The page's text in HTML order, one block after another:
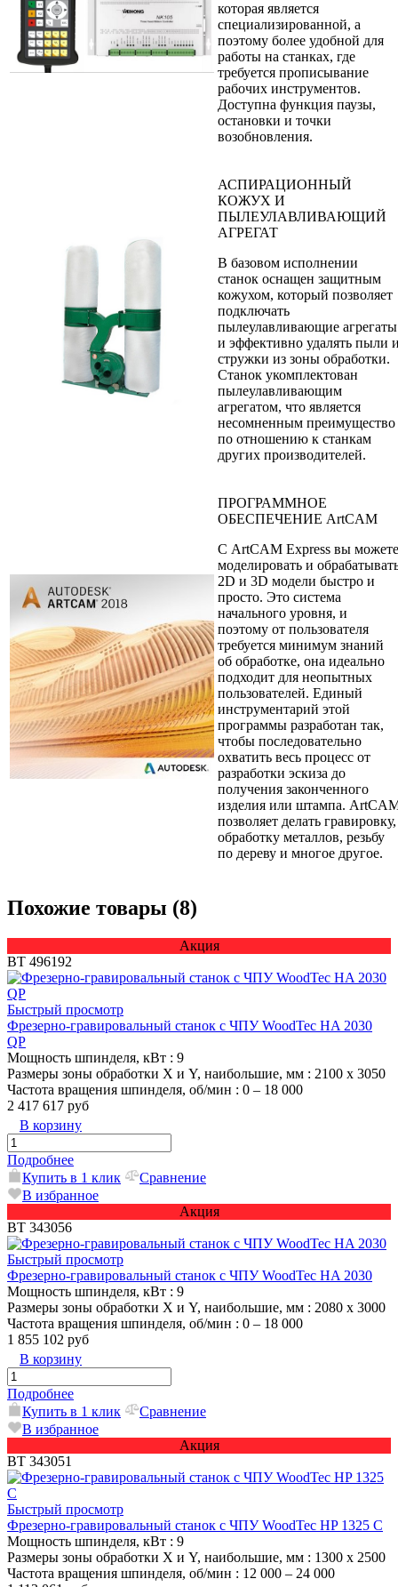
которая является
специализированной, а
поэтому более удобной для
работы на станках, где
требуется прописывание
рабочих инструментов.
Доступна функция паузы,
остановки и точки
возобновления.
АСПИРАЦИОННЫЙ
КОЖУХ И
ПЫЛЕУЛАВЛИВАЮЩИЙ
АГРЕГАТ
В базовом исполнении
станок оснащен защитным
кожухом, который позволяет
подключать
пылеулавливающие агрегаты
и эффективно удалять пыли
стружки из зоны обработки.
Станок укомплектован
пылеулавливающим
агрегатом, что является
несомненным преимущество
по отношению к станкам
других производителей.
ПРОГРАММНОЕ
ОБЕСПЕЧЕНИЕ ArtCAM
С ArtCAM Express вы можете
моделировать и
2D и 3D модели быстро и
просто. Это система
начального уровня, и
поэтому от пользователя
требуется минимум знаний
об обработке, она идеально
подходит для неопытных
пользователей. Единый
инструментарий этой
программы разработан так,
чтобы последовательно
охватить весь процесс от
разработки эскиза до
получения законченного
изделия или штампа.
позволяет делать гравировку,
обработку металлов, резьбу
по дереву и многое другое.
Похожие товары (8)
Акция
ВТ 496192
Быстрый просмотр
Фрезерно-гравировальный станок с ЧПУ WoodTec HA 2030
QP
Мощность шпинделя, кВт : 9
Размеры зоны обработки X и Y, наибольшие, мм : 2100 х 3050
Частота вращения шпинделя, об/мин : 0 – 18 000
2 417 617 руб
В корзину
Подробнее
Купить в 1 клик
Сравнение
В избранное
Акция
ВТ 343056
Быстрый просмотр
Фрезерно-гравировальный станок с ЧПУ WoodTec HA 2030
Мощность шпинделя, кВт : 9
Размеры зоны обработки X и Y, наибольшие, мм : 2080 х 3000
Частота вращения шпинделя, об/мин : 0 – 18 000
1 855 102 руб
В корзину
Подробнее
Купить в 1 клик
Сравнение
В избранное
Акция
ВТ 343051
Быстрый просмотр
Фрезерно-гравировальный станок с ЧПУ WoodTec HP 1325 С
Мощность шпинделя, кВт : 9
Размеры зоны обработки X и Y, наибольшие, мм : 1300 х 2500
Частота вращения шпинделя, об/мин : 12 000 – 24 000